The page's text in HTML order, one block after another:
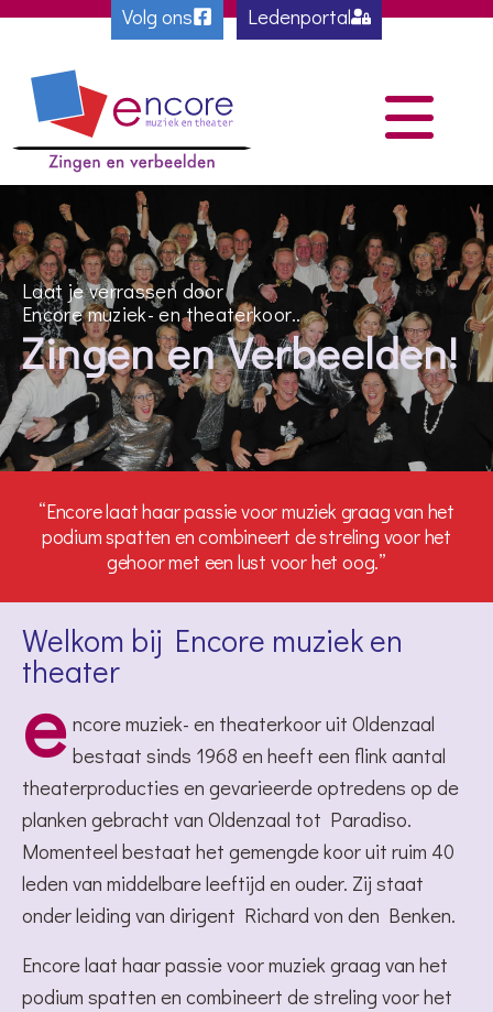
Volg ons Ledenportal
Laat je verrassen door
Encore muziek- en theaterkoor..
Zingen en Verbeelden!
“Encore laat haar passie voor muziek graag van het
podium spatten en combineert de streling voor het
gehoor met een lust voor het oog.”
Welkom bij Encore muziek en
theater
e ncore muziek- en theaterkoor uit Oldenzaal
bestaat sinds 1968 en heeft een flink aantal
theaterproducties en gevarieerde optredens op de
planken gebracht van Oldenzaal tot Paradiso.
Momenteel bestaat het gemengde koor uit ruim 40
leden van middelbare leeftijd en ouder. Zij staat
onder leiding van dirigent Richard von den Benken.
Encore laat haar passie voor muziek graag van het
podium spatten en combineert de streling voor het